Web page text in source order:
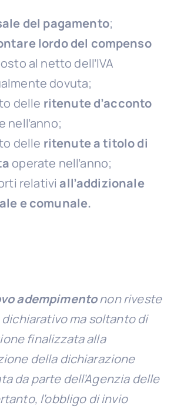
del pagamento;
lordodel compenso
al netto dell’IVA
dovuta;
delle ritenute d’acconto
nell’anno;
delle ritenute a titolo di
operate nell’anno;
relativi all’addizionale
e comunale.
adempimentonon riveste
ma soltanto di
finalizzata alla
della dichiarazione
da parte dell’Agenzia delle
l’obbligo di invio